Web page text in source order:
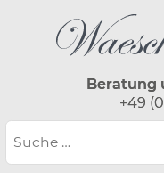
Beratung
+49